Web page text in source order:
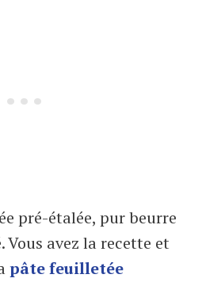
pré-étalée, pur beurre
Vous avez la recette et
pâte feuilletée